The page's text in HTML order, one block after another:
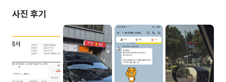
사진 후기